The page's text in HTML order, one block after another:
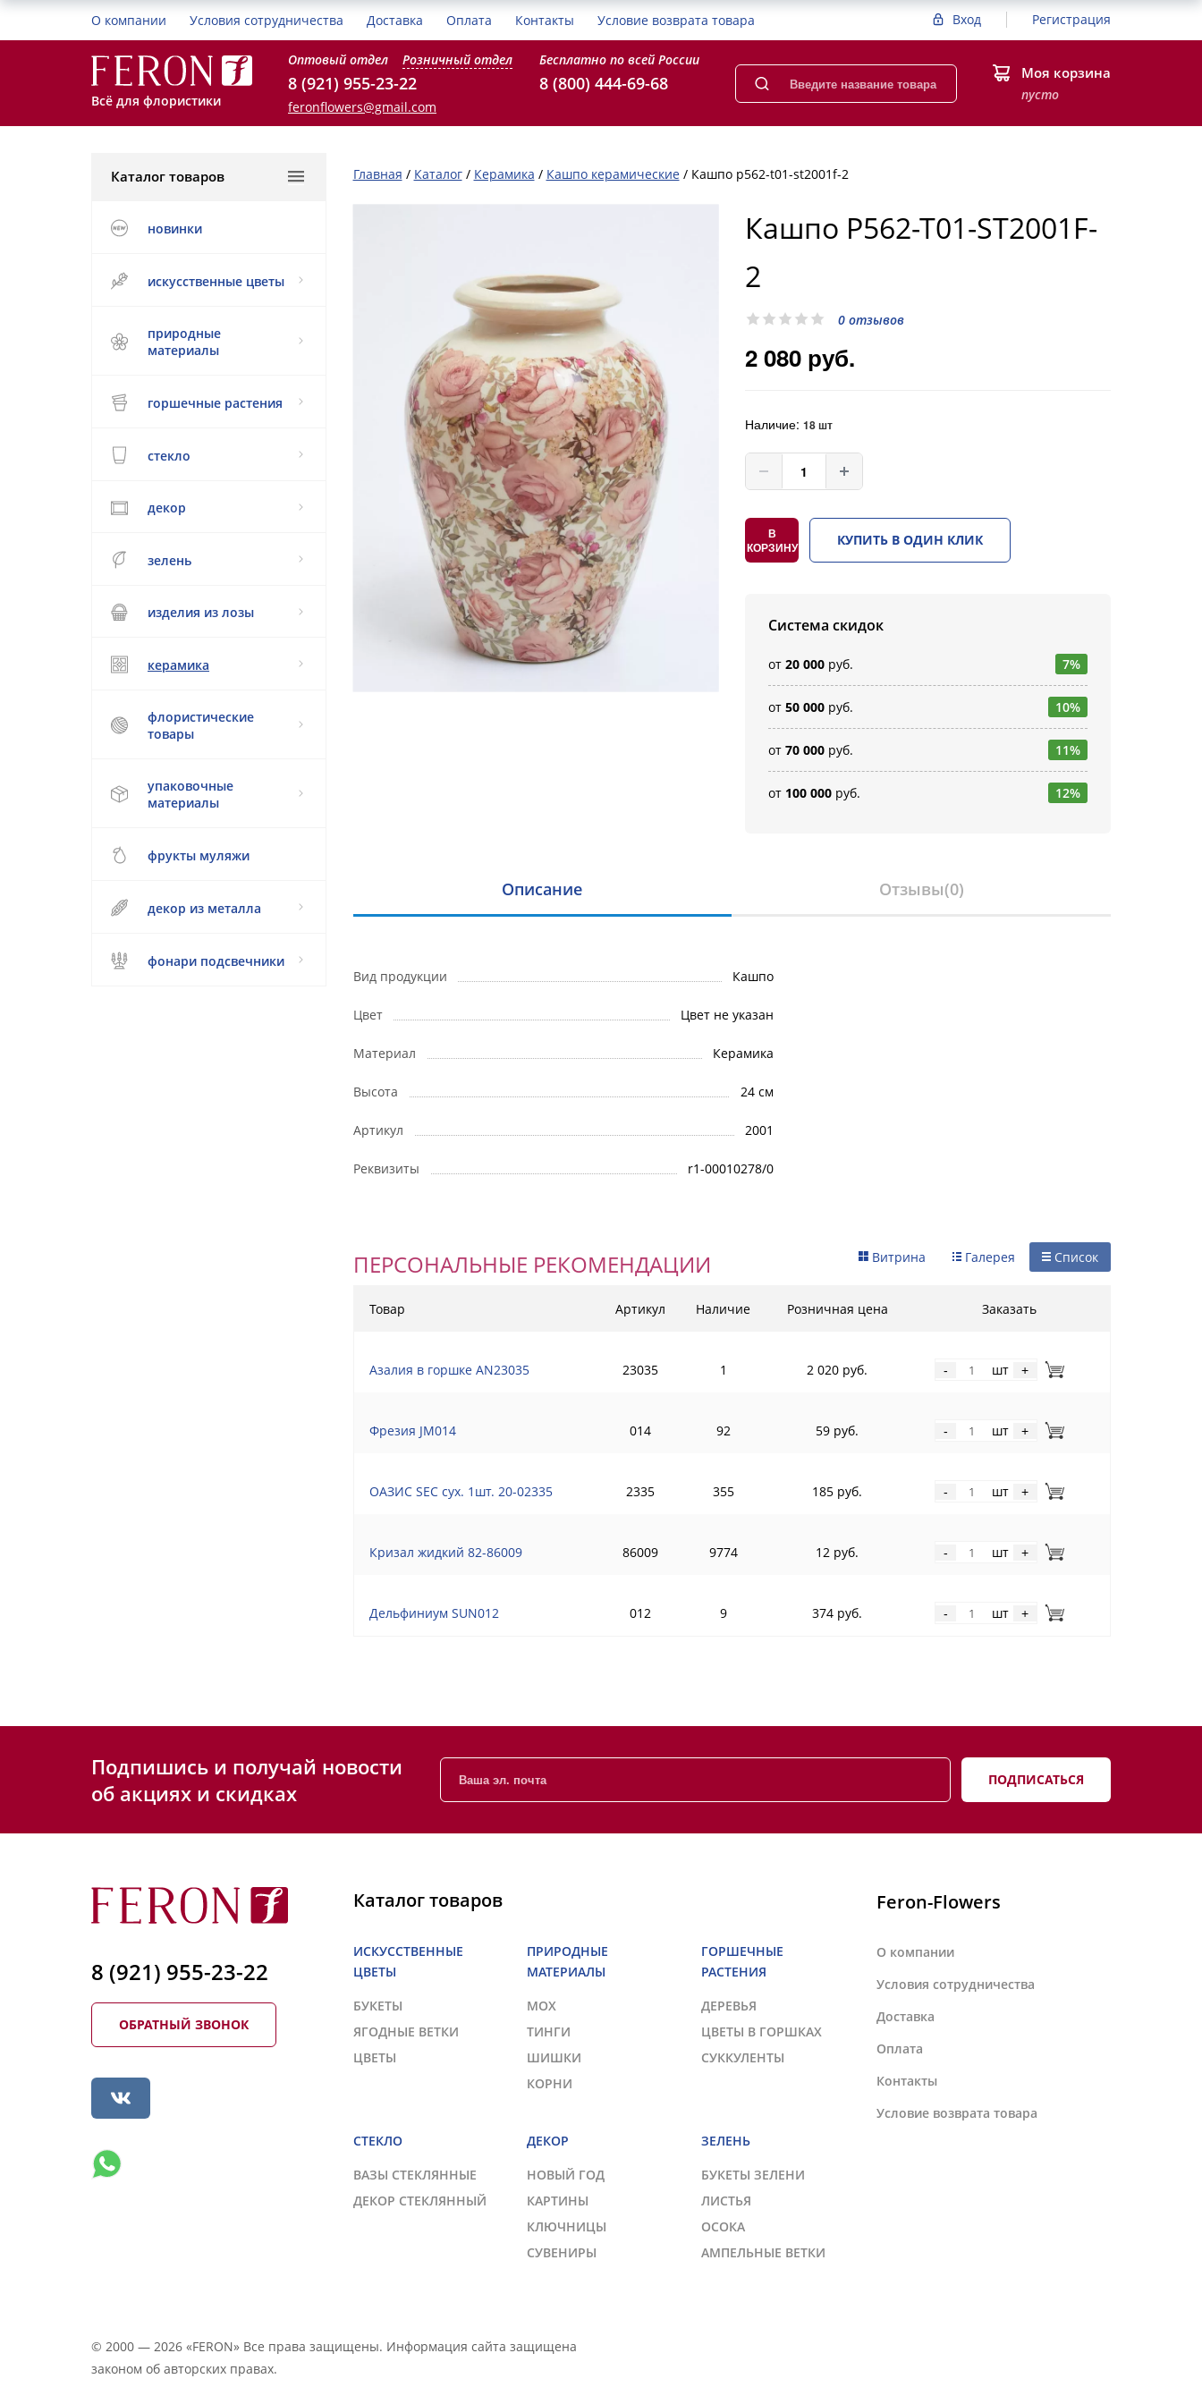
О компании Условия сотрудничества Доставка Оплата Контакты Условие возврата товара Вход Регистрация
Всё для флористики
Оптовый отдел Розничный отдел
8 (921) 955-23-22
feronflowers@gmail.com
Бесплатно по всей России
8 (800) 444-69-68 Моя корзина
пусто
Каталог товаров
новинки
искусственные цветы
природные
материалы
горшечные растения
стекло
декор
зелень
изделия из лозы
керамика
флористические
товары
упаковочные
материалы
фрукты муляжи
декор из металла
фонари подсвечники
Главная / Каталог / Керамика / Кашпо керамические / Кашпо p562-t01-st2001f-2
Кашпо P562-T01-ST2001F-
2
0 отзывов
2 080 руб.
Наличие:18 шт
В
КОРЗИНУ
КУПИТЬ В ОДИН КЛИК
Система скидок
от20 000 руб. 7%
от50 000 руб. 10%
от70 000 руб. 11%
от 100 000 руб. 12%
Описание Отзывы(0)
Вид продукции Кашпо
Цвет Цвет не указан
Материал Керамика
Высота 24 см
Артикул 2001
Реквизиты r1-00010278/0
ПЕРСОНАЛЬНЫЕ РЕКОМЕНДАЦИИ Список
Галерея
Витрина
Товар Артикул Наличие Розничная цена Заказать
Азалия в горшке AN23035 23035 1 2 020 руб. - шт +
Фрезия JM014 014 92 59 руб. - шт +
ОАЗИС SEC сух. 1шт. 20-02335 2335 355 185 руб. - шт +
Кризал жидкий 82-86009 86009 9774 12 руб. - шт +
Дельфиниум SUN012 012 9 374 руб. - шт +
Подпишись и получай новости
об акциях и скидках
ПОДПИСАТЬСЯ
8 (921) 955-23-22
ОБРАТНЫЙ ЗВОНОК
Каталог товаров
ИСКУССТВЕННЫЕ
ЦВЕТЫ
БУКЕТЫ
ЯГОДНЫЕ ВЕТКИ
ЦВЕТЫ
ПРИРОДНЫЕ
МАТЕРИАЛЫ
МОХ
ТИНГИ
ШИШКИ
КОРНИ
ГОРШЕЧНЫЕ
РАСТЕНИЯ
ДЕРЕВЬЯ
ЦВЕТЫ В ГОРШКАХ
СУККУЛЕНТЫ
СТЕКЛО
ВАЗЫ СТЕКЛЯННЫЕ
ДЕКОР СТЕКЛЯННЫЙ
ДЕКОР
НОВЫЙ ГОД
КАРТИНЫ
КЛЮЧНИЦЫ
СУВЕНИРЫ
ЗЕЛЕНЬ
БУКЕТЫ ЗЕЛЕНИ
ЛИСТЬЯ
ОСОКА
АМПЕЛЬНЫЕ ВЕТКИ
Feron-Flowers
О компании
Условия сотрудничества
Доставка
Оплата
Контакты
Условие возврата товара
© 2000 — 2026 «FERON» Все права защищены. Информация сайта защищена
законом об авторских правах.